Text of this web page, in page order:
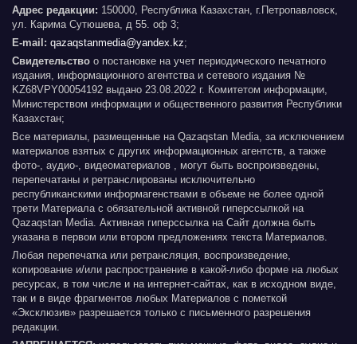
Адрес редакции: 150000, Республика Казахстан, г.Петропавловск,
ул. Карима Сутюшева, д 55. оф 3;
E-mail: qazaqstanmedia@yandex.kz;
Свидетельство о постановке на учет периодического печатного
издания, информационного агентства и сетевого издания №
KZ68VPY00054192 выдано 23.08.2022 г. Комитетом информации,
Министерством информации и общественного развития Республики
Казахстан;
Все материалы, размещенные на Qazaqstan Media, за исключением
материалов взятых с других информационных агентств, а также
фото-, аудио-, видеоматериалов , могут быть воспроизведены,
перепечатаны и ретранслированы исключительно
республиканскими информагенствами в объеме не более одной
трети Материала с обязательной активной гиперссылкой на
Qazaqstan Media. Активная гиперссылка на Сайт должна быть
указана в первом или втором предложениях текста Материалов.
Любая перепечатка или ретрансляция, воспроизведение,
копирование и/или распространение в какой-либо форме на любых
ресурсах, в том числе и на интернет-сайтах, как в исходном виде,
так и в виде фрагментов любых Материалов с пометкой
«Эксклюзив» разрешается только с письменного разрешения
редакции.